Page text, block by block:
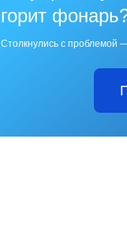
горит
Столкнулись с проблемой